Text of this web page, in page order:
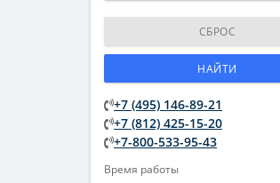
СБРОС
НАЙТИ
+7 (495) 146-89-21
+7 (812) 425-15-20
+7-800-533-95-43
Время работы